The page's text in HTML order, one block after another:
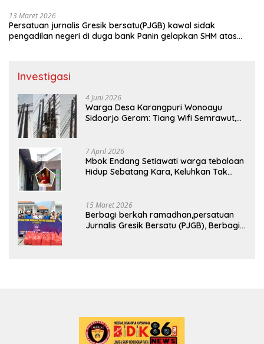
13 Maret 2026
Persatuan jurnalis Gresik bersatu(PJGB) kawal sidak
pengadilan negeri di duga bank Panin gelapkan SHM atas
Investigasi
4 Juni 2026
Warga Desa Karangpuri Wonoayu
Sidoarjo Geram: Tiang Wifi Semrawut,
7 April 2026
Mbok Endang Setiawati warga tebaloan
Hidup Sebatang Kara, Keluhkan Tak
15 Maret 2026
Berbagi berkah ramadhan,persatuan
Jurnalis Gresik Bersatu (PJGB), Berbagi